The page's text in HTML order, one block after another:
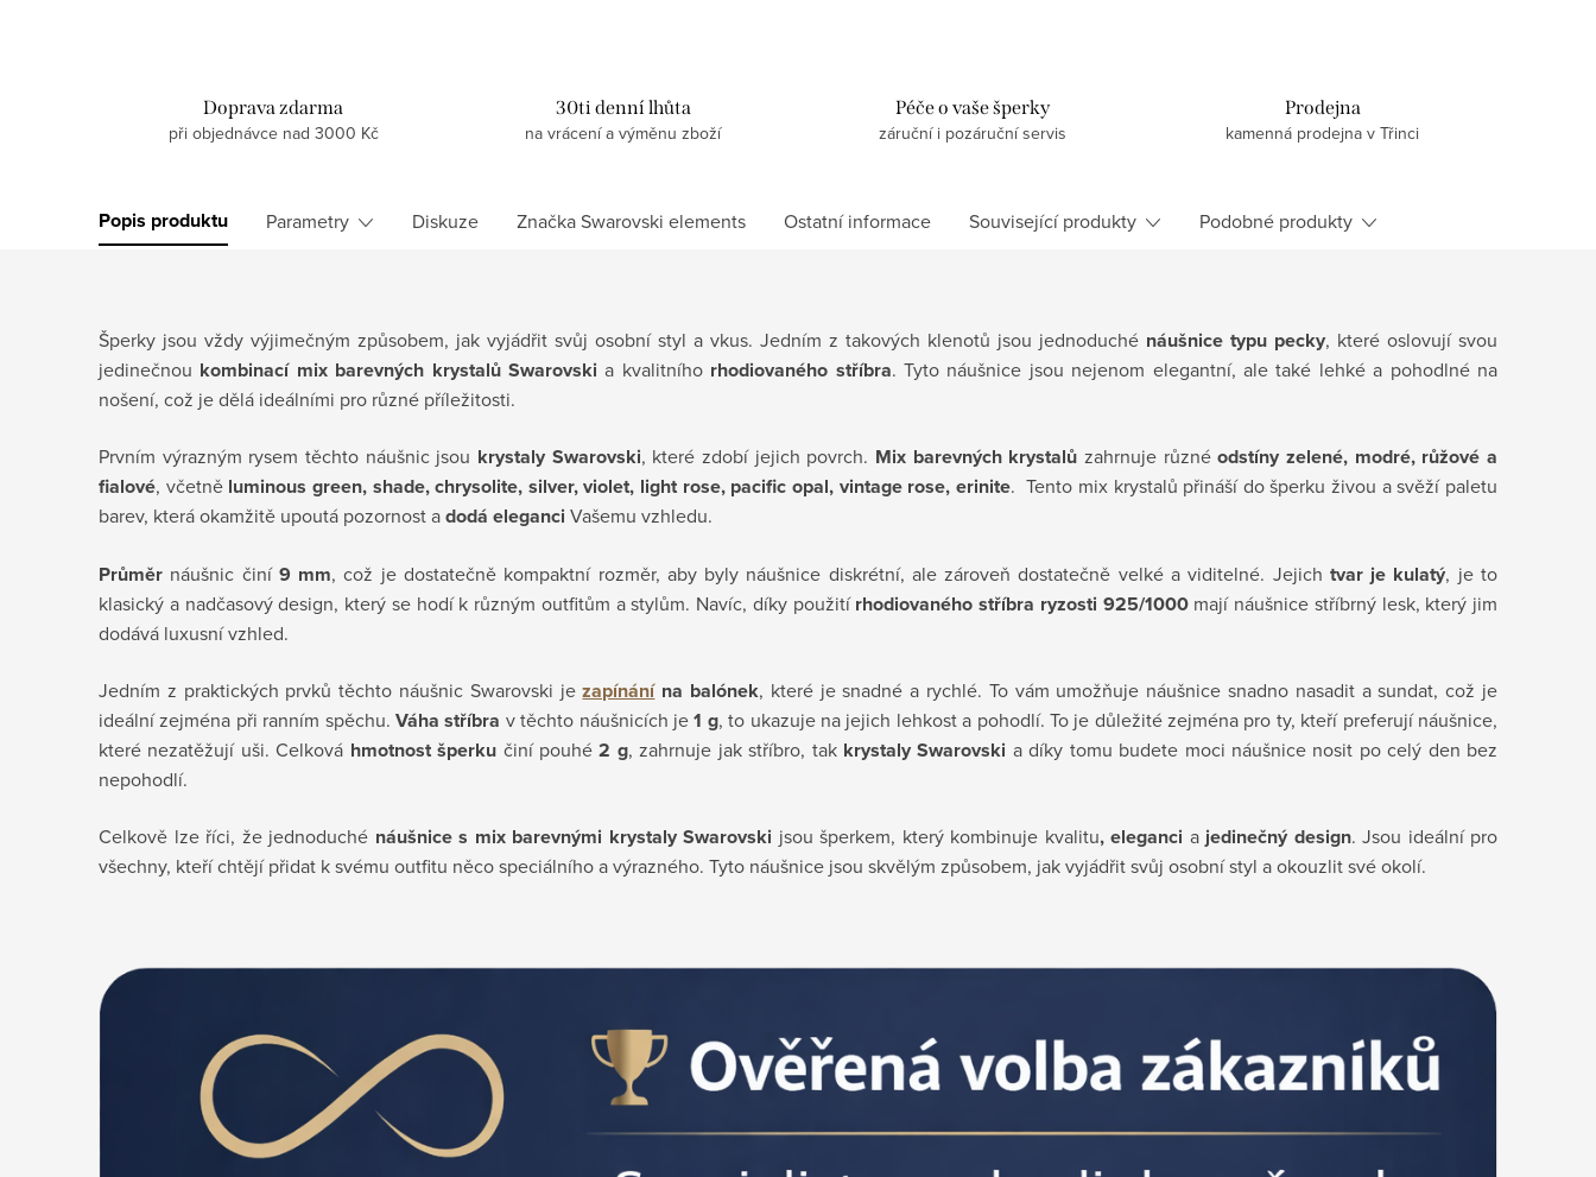
Doprava zdarma
při objednávce nad 3000 Kč
30ti denní lhůta
na vrácení a výměnu zboží
Péče o vaše šperky
záruční i pozáruční servis
Prodejna
kamenná prodejna v Třinci
Popis produktu Parametry Diskuze ZnačkaSwarovski elements Ostatní informace Související produkty Podobné produkty
Šperky jsou vždy výjimečným způsobem, jak vyjádřit svůj osobní styl a vkus. Jedním z takových klenotů jsou jednoduché náušnice typu pecky, které oslovují svou
jedinečnou kombinací mix barevných krystalů Swarovski a kvalitního rhodiovaného stříbra. Tyto náušnice jsou nejenom elegantní, ale také lehké a pohodlné na
nošení, což je dělá ideálními pro různé příležitosti.
Prvním výrazným rysem těchto náušnic jsou krystaly Swarovski, které zdobí jejich povrch. Mix barevných krystalů zahrnuje různéodstíny zelené, modré, růžové a
fialové, včetně luminous green, shade, chrysolite, silver, violet, light rose, pacific opal, vintage rose, erinite. Tento mix krystalů přináší do šperku živou a svěží paletu
barev, která okamžitě upoutá pozornost adodá eleganci Vašemu vzhledu.
Průměr náušnic činí 9 mm, což je dostatečně kompaktní rozměr, aby byly náušnice diskrétní, ale zároveň dostatečně velké a viditelné. Jejich tvar je kulatý, je to
klasický a nadčasový design, který se hodí k různým outfitům a stylům. Navíc, díky použitírhodiovaného stříbra ryzosti 925/1000mají náušnice stříbrný lesk, který jim
dodává luxusní vzhled.
Jedním z praktických prvků těchto náušnic Swarovski jezapínánína balónek, které je snadné a rychlé. To vám umožňuje náušnice snadno nasadit a sundat, což je
ideální zejména při ranním spěchu. Váha stříbra v těchto náušnicích je1 g, to ukazuje na jejich lehkost a pohodlí. To je důležité zejména pro ty, kteří preferují náušnice,
které nezatěžují uši. Celková hmotnost šperku činí pouhé2 g, zahrnuje jak stříbro, tak krystaly Swarovski a díky tomu budete moci náušnice nosit po celý den bez
nepohodlí.
Celkově lze říci, že jednoduché náušnice s mix barevnými krystaly Swarovski jsou šperkem, který kombinuje kvalitu, eleganci a jedinečný design. Jsou ideální pro
všechny, kteří chtějí přidat k svému outfitu něco speciálního a výrazného. Tyto náušnice jsou skvělým způsobem, jak vyjádřit svůj osobní styl a okouzlit své okolí.